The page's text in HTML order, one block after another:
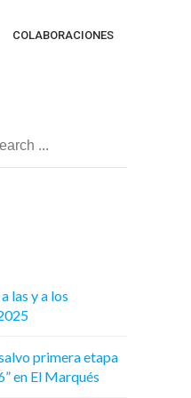
COLABORACIONES
las y a los
primera etapa
en El Marqués